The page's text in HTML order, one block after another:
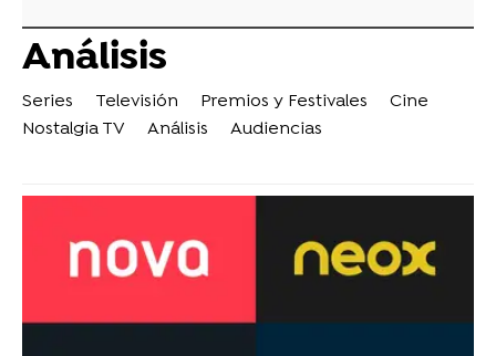
Análisis
Series Televisión Premios y Festivales
Cine
Nostalgia TV
Análisis Audiencias